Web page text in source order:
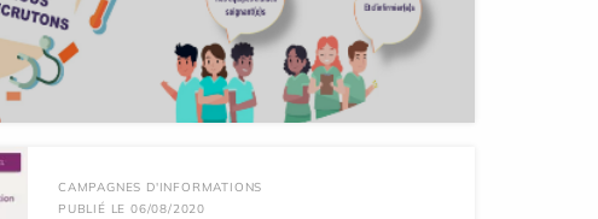
CAMPAGNES D'INFORMATIONS
PUBLIÉ LE 06/08/2020